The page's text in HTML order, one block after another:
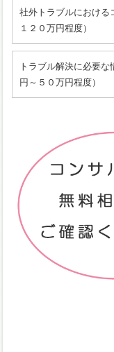
社外トラブルにおける
１２０万円程度）
トラブル解決に必要
円～５０万円程度）